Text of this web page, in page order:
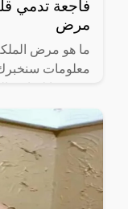
فاجعة تدمي
مرض
ما هو مرض الملكة
معلومات سنخبرك
خطيرة.